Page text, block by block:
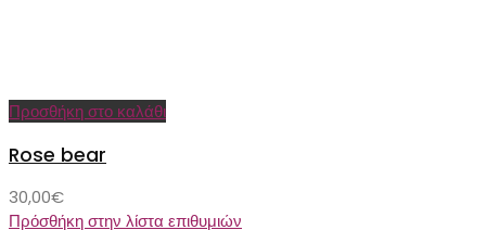
Προσθήκη στο καλάθι
Rose bear
30,00€
Πρόσθήκη στην λίστα επιθυμιών